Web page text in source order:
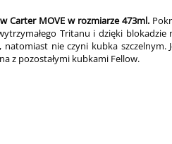
Carter MOVE w rozmiarze 473ml.
Tritanu i dzięki
natomiast nie czyni kubka
z pozostałymi kubkami Fellow.